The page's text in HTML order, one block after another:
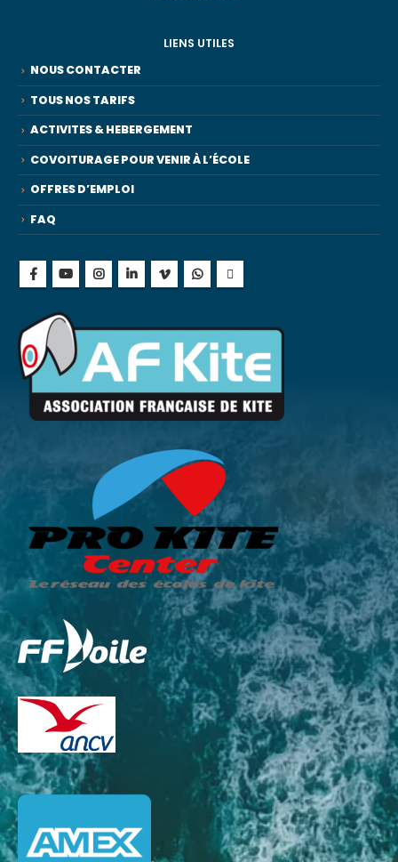
LIENS UTILES
NOUS CONTACTER
TOUS NOS TARIFS
ACTIVITES & HEBERGEMENT
COVOITURAGE POUR VENIR À L’ÉCOLE
OFFRES D’EMPLOI
FAQ